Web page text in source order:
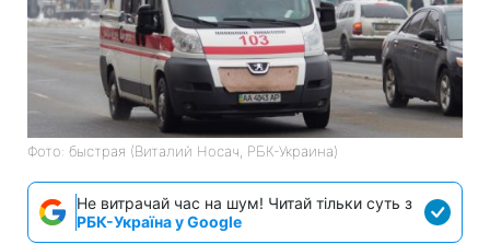
Фото: быстрая (Виталий Носач, РБК-Украина)
Не витрачай час на шум! Читай тільки суть з
РБК-Україна у Google